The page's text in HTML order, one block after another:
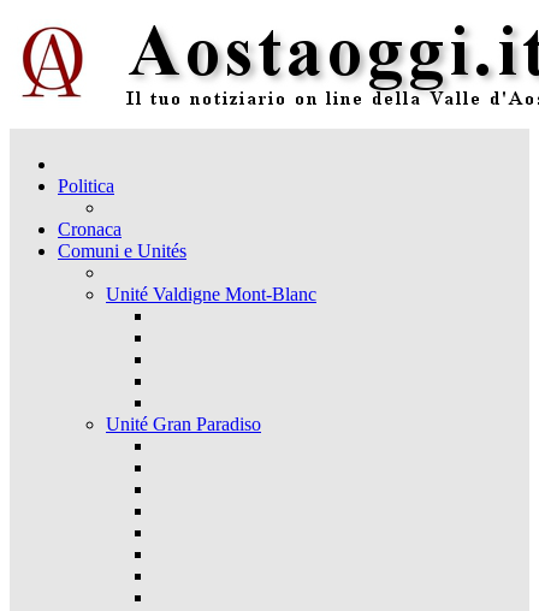
Politica
Cronaca
Comuni e Unités
Unité Valdigne Mont-Blanc
Unité Gran Paradiso